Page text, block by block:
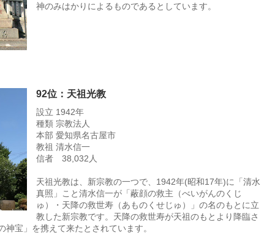
神のみはかりによるものであるとしています。
92位：天祖光教
設立 1942年
種類 宗教法人
本部 愛知県名古屋市
教祖 清水信一
信者 38,032人
天祖光教は、新宗教の一つで、1942年(昭和17年)に「清水
真照」こと清水信一が「蔽顔の救主（べいがんのくじ
ゅ）・天降の救世寿（あものくせじゅ）」の名のもとに立
教した新宗教です。天降の救世寿が天祖のもとより降臨さ
宝」を携えて来たとされています。